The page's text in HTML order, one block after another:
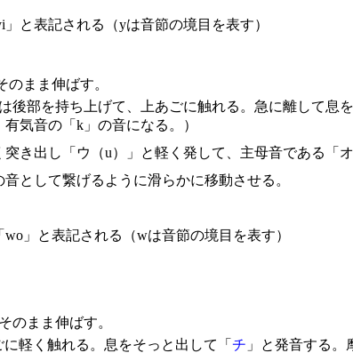
と表記される（yは音節の境目を表す）
のまま伸ばす。
後部を持ち上げて、上あごに触れる。急に離して
気音の「k」の音になる。）
き出し「ウ（u）」と軽く発して、主母音である「
として繋げるように滑らかに移動させる。
」と表記される（wは音節の境目を表す）
のまま伸ばす。
軽く触れる。息をそっと出して「 チ 」と発音する